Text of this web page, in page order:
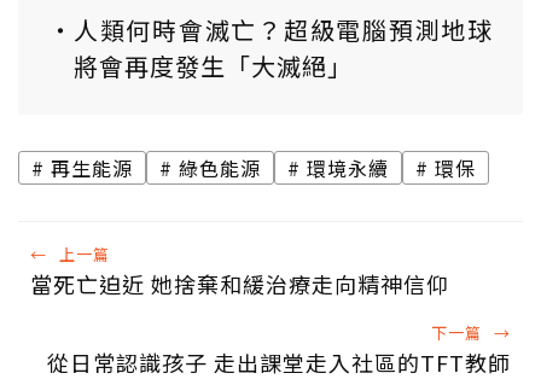
人類何時會滅亡？超級電腦預測地球
將會再度發生「大滅絕」
再生能源 綠色能源 環境永續 環保
← 上一篇
當死亡迫近 她捨棄和緩治療走向精神信仰
下一篇 →
從日常認識孩子 走出課堂走入社區的TFT教師